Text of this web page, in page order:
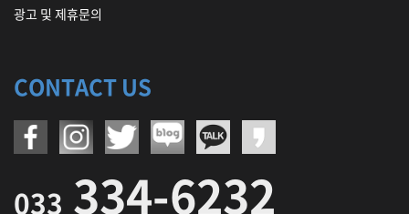
광고 및 제휴문의
CONTACT US
033 334-6232